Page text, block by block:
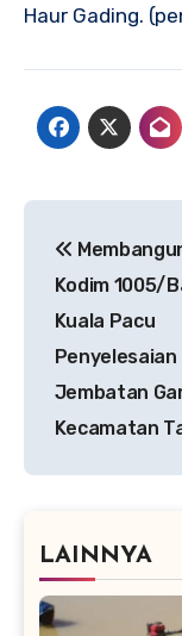
Haur Gading.
pos
Kodim 1005/
Kuala Pacu
Penyelesaian
Jembatan
Kecamatan
LAINNYA